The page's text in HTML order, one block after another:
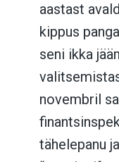
aastast
kippus
seni ikka
novembril
tähelepanu